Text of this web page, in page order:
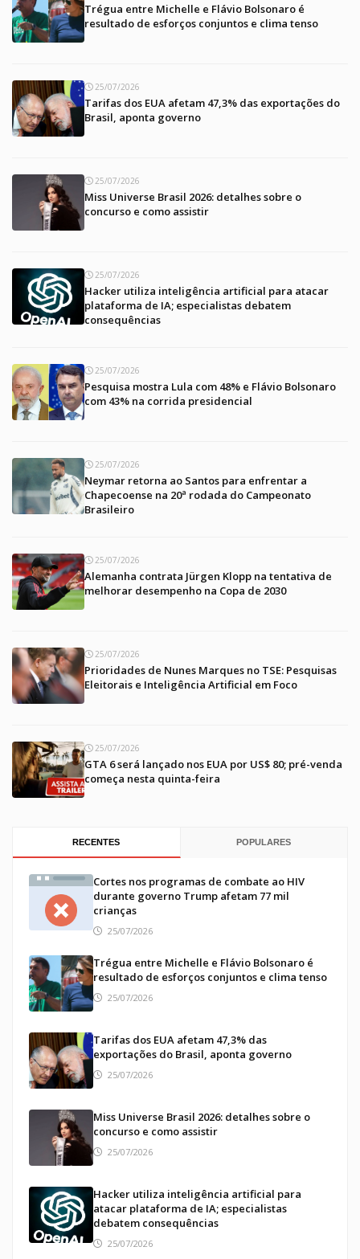
Trégua entre Michelle e Flávio Bolsonaro é
resultado de esforços conjuntos e clima tenso
25/07/2026
Tarifas dos EUA afetam 47,3% das exportações do
Brasil, aponta governo
25/07/2026
Miss Universe Brasil 2026: detalhes sobre o
concurso e como assistir
25/07/2026
Hacker utiliza inteligência artificial para atacar
plataforma de IA; especialistas debatem
consequências
25/07/2026
Pesquisa mostra Lula com 48% e Flávio Bolsonaro
com 43% na corrida presidencial
25/07/2026
Neymar retorna ao Santos para enfrentar a
Chapecoense na 20ª rodada do Campeonato
Brasileiro
25/07/2026
Alemanha contrata Jürgen Klopp na tentativa de
melhorar desempenho na Copa de 2030
25/07/2026
Prioridades de Nunes Marques no TSE: Pesquisas
Eleitorais e Inteligência Artificial em Foco
25/07/2026
GTA 6 será lançado nos EUA por US$ 80; pré-venda
começa nesta quinta-feira
RECENTES POPULARES
Cortes nos programas de combate ao HIV
durante governo Trump afetam 77 mil
crianças
25/07/2026
Trégua entre Michelle e Flávio Bolsonaro é
resultado de esforços conjuntos e clima tenso
25/07/2026
Tarifas dos EUA afetam 47,3% das
exportações do Brasil, aponta governo
25/07/2026
Miss Universe Brasil 2026: detalhes sobre o
concurso e como assistir
25/07/2026
Hacker utiliza inteligência artificial para
atacar plataforma de IA; especialistas
debatem consequências
25/07/2026